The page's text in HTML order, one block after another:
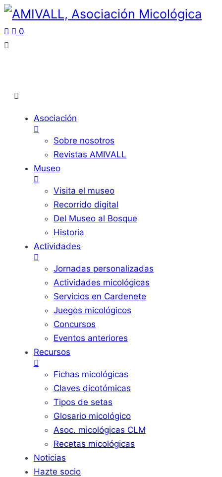
0
Asociación
Sobre nosotros
Revistas AMIVALL
Museo
Visita el museo
Recorrido digital
Del Museo al Bosque
Historia
Actividades
Jornadas personalizadas
Actividades micológicas
Servicios en Cardenete
Juegos micológicos
Concursos
Eventos anteriores
Recursos
Fichas micológicas
Claves dicotómicas
Tipos de setas
Glosario micológico
Asoc. micológicas CLM
Recetas micológicas
Noticias
Hazte socio